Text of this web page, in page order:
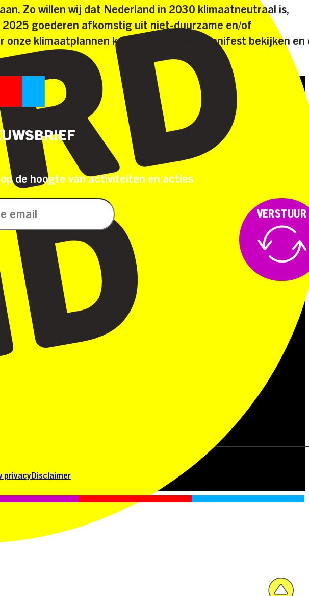
Zo willen wij dat Nederland in 2030 klimaatneutraal is,
goederen afkomstig uit niet-duurzame en/of
klimaatplannen kun je ons Klimaatmanifest bekijken en
de hoogte van activiteiten en acties
VERSTUUR
privacyDisclaimer